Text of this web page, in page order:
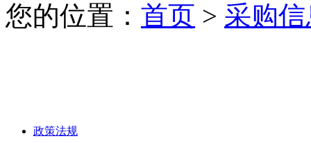
您的位置： 首页 > 采购
政策法规